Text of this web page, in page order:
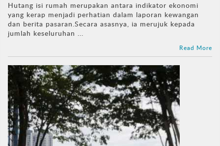
Hutang isi rumah merupakan antara indikator ekonomi
yang kerap menjadi perhatian dalam laporan kewangan
dan berita pasaran.Secara asasnya, ia merujuk kepada
jumlah keseluruhan ...
Read More